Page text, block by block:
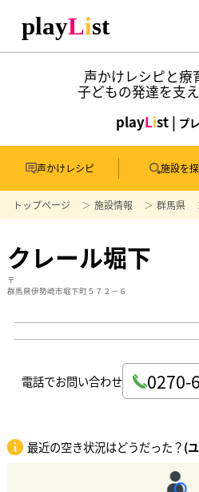
声かけレシピと療
子どもの発達を支
playList | プ
声かけレシピ 施設を
トップページ 施設情報 群馬県
クレール堀下
〒
群馬県伊勢崎市堀下町５７２－６
電話でお問い合わせ 0270-
最近の空き状況はどうだった？(